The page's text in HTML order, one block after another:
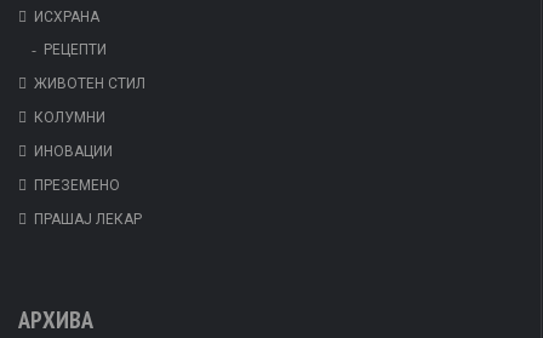
ИСХРАНА
РЕЦЕПТИ
ЖИВОТЕН СТИЛ
КОЛУМНИ
ИНОВАЦИИ
ПРЕЗЕМЕНО
ПРАШАЈ ЛЕКАР
АРХИВА